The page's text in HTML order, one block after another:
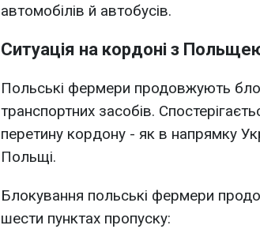
автомобілів й автобусів.
Ситуація на кордоні з
Польські фермери продовжують
транспортних засобів.
перетину кордону - як в напрямку
Польщі.
Блокування польські фермери
шести пунктах пропуску: